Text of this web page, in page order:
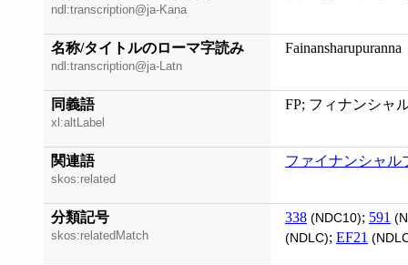
ndl:transcription@ja-Kana
名称/タイトルのローマ字読み
ndl:transcription@ja-Latn
Fainansharupuranna
同義語
xl:altLabel
FP; フィナンシャ
関連語
skos:related
ファイナンシャル
分類記号
skos:relatedMatch
338 (NDC10); 591
(NDLC); EF21